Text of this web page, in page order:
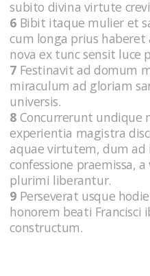
subito divina virtute
6 Bibit itaque mulier et
cum longa prius
nova ex tunc sensit luce
7 Festinavit ad domum
miraculum ad gloriam
universis.
8 Concurrerunt undique
experientia magistra
aquae virtutem, dum ad
confessione praemissa,
plurimi liberantur.
9 Perseverat usque
honorem beati Francisci
constructum.